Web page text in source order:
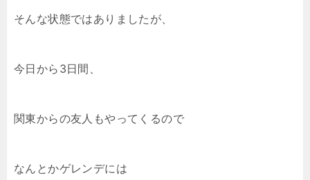
そんな状態ではありましたが、
今日から3日間、
関東からの友人もやってくるので
なんとかゲレンデには